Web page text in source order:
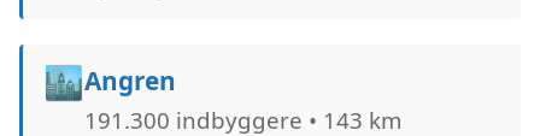
🏙️Angren
191.300 indbyggere • 143 km